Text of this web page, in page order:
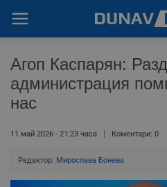
Агоп Каспарян:
администрация
нас
11 май 2026 - 21:23 часа Коментари: 0
Редактор: Мирослава Бонева